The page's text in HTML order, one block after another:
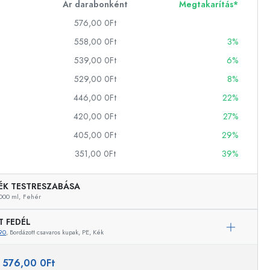
Ár darabonként
Megtakarítás*
576,00 0Ft
558,00 0Ft
3%
539,00 0Ft
6%
529,00 0Ft
8%
446,00 0Ft
22%
420,00 0Ft
27%
405,00 0Ft
29%
351,00 0Ft 39%
TESTRESZABÁSA
ml, Fehér
FEDÉL
, Bordázott csavaros kupak, PE, Kék
576,00 0Ft